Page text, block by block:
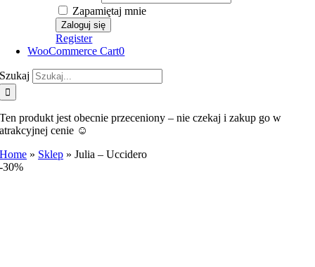
Zapamiętaj mnie
Register
WooCommerce Cart0
Szukaj
Ten produkt jest obecnie przeceniony – nie czekaj i zakup go w
atrakcyjnej cenie ☺️
Home » Sklep »Julia – Uccidero
-30%